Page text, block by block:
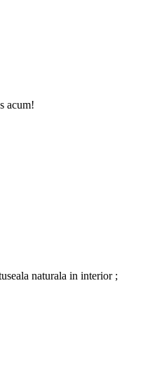
acum!
naturala in interior ;